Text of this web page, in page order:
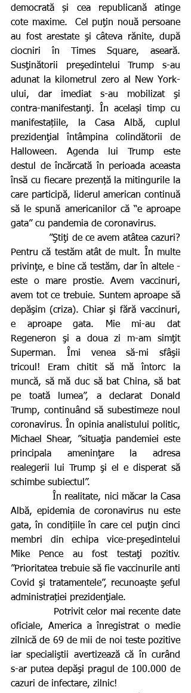
democrată și cea republicană atinge
cote maxime.  Cel puţin nouă persoane
au fost arestate şi câteva rănite, după
ciocniri în Times Square, aseară.
Susţinătorii preşedintelui Trump s-au
adunat la kilometrul zero al New York-
ului, dar imediat s-au mobilizat şi
contra-manifestanţi. În același timp cu
manifestațiile, la Casa Albă, cuplul
prezidenţial întâmpina colindătorii de
Halloween. Agenda lui Trump este
destul de încărcată în perioada aceasta
însă cu fiecare prezență la mitingurile la
care participă, liderul american continuă
să le spună americanilor că “e aproape
gata” cu pandemia de coronavirus.
Pentru că testăm atât de mult. În multe
privinţe, e bine că testăm, dar în altele -
este o mare prostie. Avem vaccinuri,
avem tot ce trebuie. Suntem aproape să
depăşim (criza). Chiar şi fără vaccinuri,
e aproape gata. Mie mi-au dat
Regeneron şi a doua zi m-am simţit
Superman. Îmi venea să-mi sfâşii
tricoul! Eram chitit să mă întorc la
muncă, să mă duc să bat China, să bat
pe toată lumea”, a declarat Donald
Trump, continuând să subestimeze noul
coronavirus. În opinia analistului politic,
Michael Shear, ”situaţia pandemiei este
principala ameninţare la adresa
realegerii lui Trump şi el e disperat să
schimbe subiectul”.
             În realitate, nici măcar la Casa
Albă, epidemia de coronavirus nu este
gata, în condițiile în care cel puţin cinci
membri din echipa vice-preşedintelui
Mike Pence au fost testaţi pozitiv.
”Prioritatea trebuie să fie vaccinurile anti
Covid şi tratamentele”, recunoaște şeful
administrației prezidenţiale.
oficiale, America a înregistrat o medie
zilnică de 69 de mii de noi teste pozitive
iar specialiştii avertizează că în curând
s-ar putea depăşi pragul de 100.000 de
cazuri de infectare, zilnic!